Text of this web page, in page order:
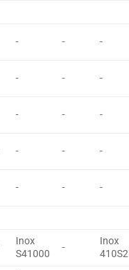
- - -
- - -
- - -
- - -
- - -
Inox
S41000
-
Inox